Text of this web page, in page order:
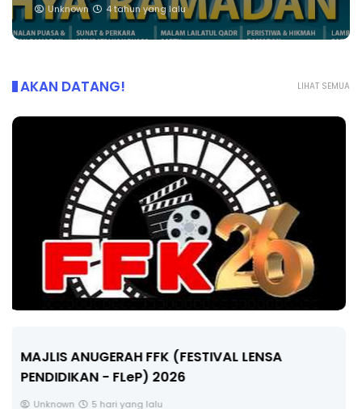
Unknown 4 tahun yang lalu
LIHAT SEMUA
AKAN DATANG!
🔴 [LIVE] MATEMATIK SR, WANG TAHUN 6 OLEH
CIKGU ANITA #ALLINONE #141 #...